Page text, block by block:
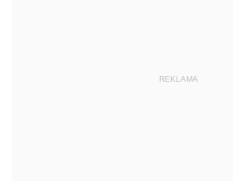
REKLAMA